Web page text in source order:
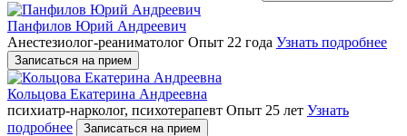
Панфилов Юрий Андреевич
Анестезиолог-реаниматолог Опыт 22 года Узнать подробнее
Записаться на прием
Кольцова Екатерина Андреевна
психиатр-нарколог, психотерапевт Опыт 25 лет Узнать
подробнее
Записаться на прием